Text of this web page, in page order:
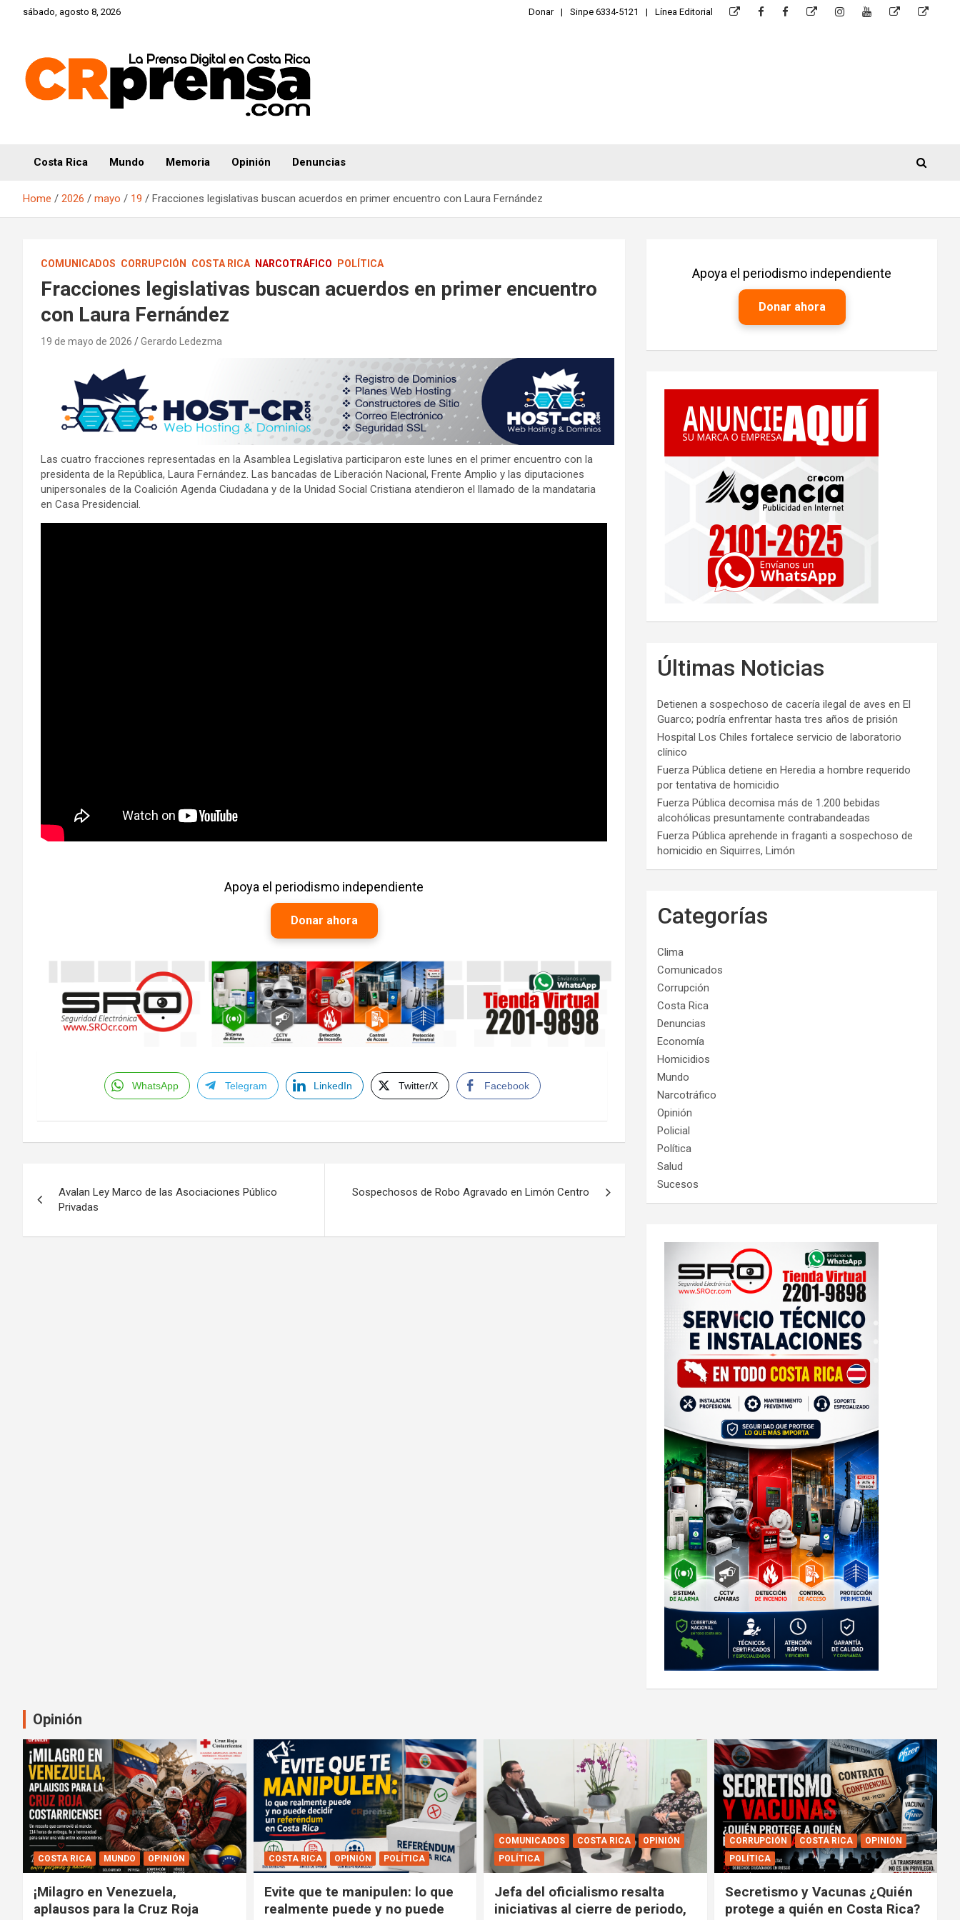
sábado, agosto 8, 2026 Donar Sinpe 6334-5121 Línea Editorial
Costa Rica Mundo Memoria Opinión Denuncias
Home 2026 mayo 19 Fracciones legislativas buscan acuerdos en primer encuentro con Laura Fernández
COMUNICADOS CORRUPCIÓN COSTA RICA NARCOTRÁFICO POLÍTICA
Fracciones legislativas buscan acuerdos en primer encuentro
con Laura Fernández
19 de mayo de 2026 Gerardo Ledezma
Las cuatro fracciones representadas en la Asamblea Legislativa participaron este lunes en el primer encuentro con la
presidenta de la República, Laura Fernández. Las bancadas de Liberación Nacional, Frente Amplio y las diputaciones
unipersonales de la Coalición Agenda Ciudadana y de la Unidad Social Cristiana atendieron el llamado de la mandataria
en Casa Presidencial.
Apoya el periodismo independiente
Donar ahora
WhatsApp Telegram LinkedIn Twitter/X Facebook
de
entradas
Avalan Ley Marco de las Asociaciones Público
Privadas
Sospechosos de Robo Agravado en Limón Centro
Apoya el periodismo independiente
Donar ahora
Últimas Noticias
Detienen a sospechoso de cacería ilegal de aves en El
Guarco; podría enfrentar hasta tres años de prisión
Hospital Los Chiles fortalece servicio de laboratorio
clínico
Fuerza Pública detiene en Heredia a hombre requerido
por tentativa de homicidio
Fuerza Pública decomisa más de 1.200 bebidas
alcohólicas presuntamente contrabandeadas
Fuerza Pública aprehende in fraganti a sospechoso de
homicidio en Siquirres, Limón
Categorías
Clima
Comunicados
Corrupción
Costa Rica
Denuncias
Economía
Homicidios
Mundo
Narcotráfico
Opinión
Policial
Política
Salud
Sucesos
Opinión
COSTA RICA MUNDO OPINIÓN
¡Milagro en Venezuela,
aplausos para la Cruz Roja
COSTA RICA OPINIÓN POLÍTICA
Evite que te manipulen: lo que
realmente puede y no puede
COMUNICADOS COSTA RICA
OPINIÓN
POLÍTICA
Jefa del oficialismo resalta
iniciativas al cierre de periodo,
CORRUPCIÓN COSTA RICA
OPINIÓN
POLÍTICA
Secretismo y Vacunas ¿Quién
protege a quién en Costa Rica?